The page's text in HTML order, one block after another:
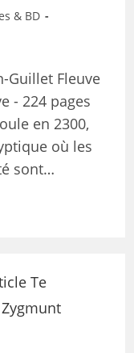
& BD
Guillet Fleuve
- 224 pages
en 2300,
où les
sont…